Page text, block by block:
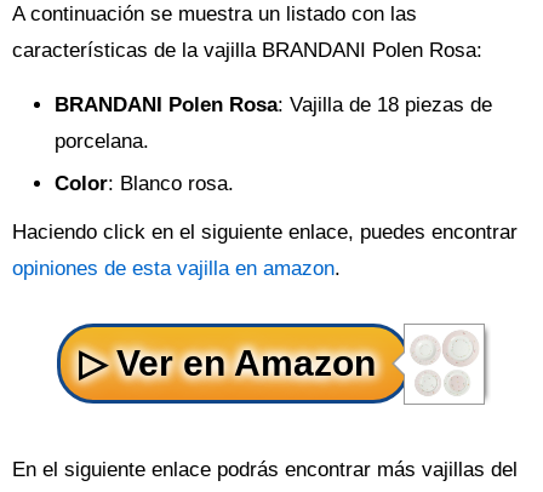
A continuación se muestra un listado con las
características de la vajilla BRANDANI Polen Rosa:
BRANDANI Polen Rosa: Vajilla de 18 piezas de
porcelana.
Color: Blanco rosa.
Haciendo click en el siguiente enlace, puedes encontrar
opiniones de esta vajilla en amazon.
En el siguiente enlace podrás encontrar más vajillas del